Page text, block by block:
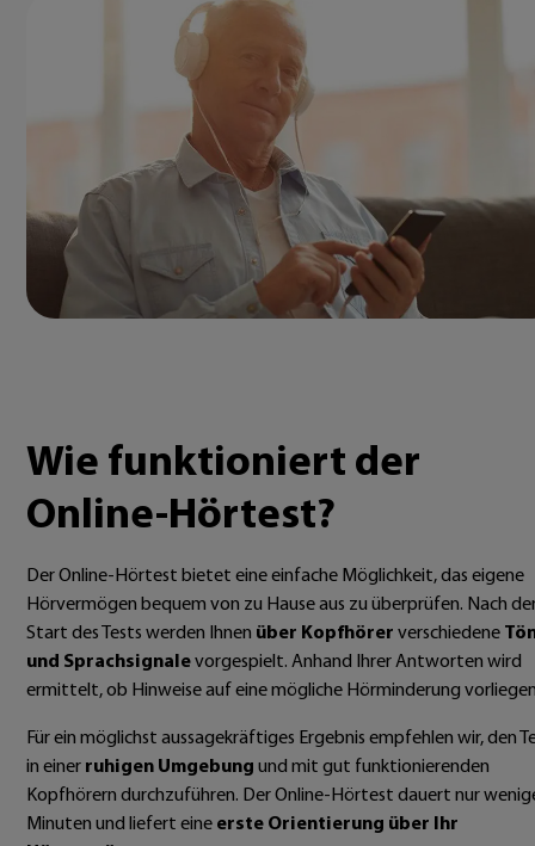
Wie funktioniert der
Online-Hörtest?
Der Online-Hörtest bietet eine einfache Möglichkeit, das eigene
Hörvermögen bequem von zu Hause aus zu überprüfen. Nach
Start des Tests werden Ihnen über Kopfhörer verschiedene
und Sprachsignalevorgespielt. Anhand Ihrer Antworten wird
ermittelt, ob Hinweise auf eine mögliche Hörminderung
Für ein möglichst aussagekräftiges Ergebnis empfehlen wir, den
in einer ruhigen Umgebung und mit gut funktionierenden
Kopfhörern durchzuführen. Der Online-Hörtest dauert nur
Minuten und liefert eine erste Orientierung über Ihr